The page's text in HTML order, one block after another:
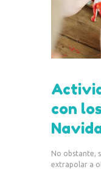
con
No obstante,
extrapolar a